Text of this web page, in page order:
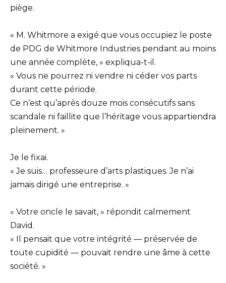
piège.
« M. Whitmore a exigé que vous occupiez le poste
de PDG de Whitmore Industries pendant au moins
une année complète, » expliqua-t-il.
« Vous ne pourrez ni vendre ni céder vos parts
durant cette période.
Ce n’est qu’après douze mois consécutifs sans
scandale ni faillite que l’héritage vous appartiendra
pleinement. »
Je le fixai.
« Je suis… professeure d’arts plastiques. Je n’ai
jamais dirigé une entreprise. »
« Votre oncle le savait, » répondit calmement
David.
« Il pensait que votre intégrité — préservée de
toute cupidité — pouvait rendre une âme à cette
société. »